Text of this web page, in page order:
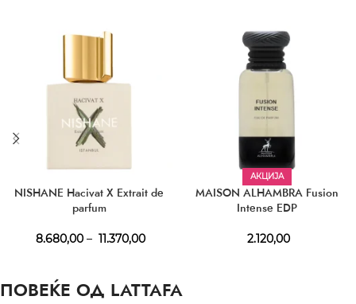
NISHANE Hacivat X Extrait de
parfum
8.680,00 – 11.370,00
АКЦИЈА
MAISON ALHAMBRA Fusion
Intense EDP
2.120,00
ПОВЕЌЕ ОД LATTAFA